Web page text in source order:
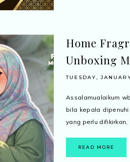
Home
Unboxing
TUESDAY,
Assalamualaikum
bila kepala
yang perlu difikirkan,
READ MORE